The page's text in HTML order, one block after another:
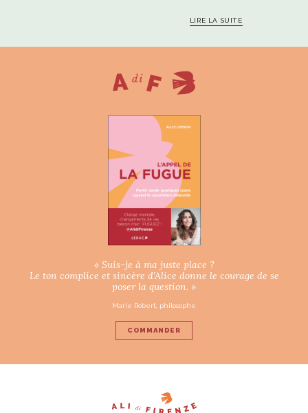
LIRE LA SUITE
« Suis-je à ma juste place ?
Le ton complice et sincère d’Alice donne le courage de se
poser la question. »
Marie Robert, philosophe
COMMANDER